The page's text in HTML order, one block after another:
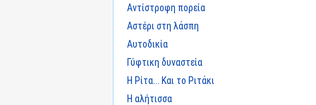
Αντίστροφη πορεία
Αστέρι στη λάσπη
Αυτοδικία
Γύφτικη δυναστεία
Η Ρίτα... Και το Ριτάκι
Η αλήτισσα